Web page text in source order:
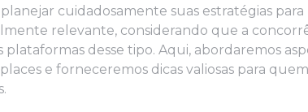
cuidadosamente suas estratégias para
relevante, considerando que a
plataformas desse tipo. Aqui, abordaremos
e forneceremos dicas valiosas para